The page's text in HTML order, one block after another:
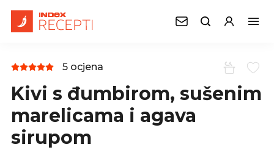
5 ocjena
Kivi s đumbirom, sušenim
marelicama i agava
sirupom